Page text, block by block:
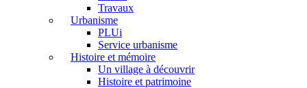
Travaux
Urbanisme
PLUi
Service urbanisme
Histoire et mémoire
Un village à découvrir
Histoire et patrimoine